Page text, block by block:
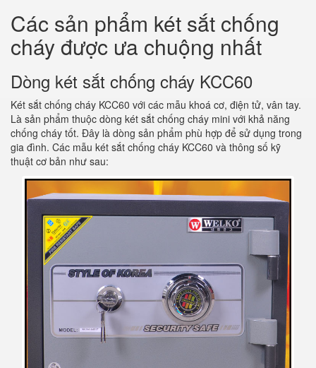
Các sản phẩm két sắt chống
cháy được ưa chuộng nhất
Dòng két sắt chống cháy KCC60
Két sắt chống cháy KCC60 với các mẫu khoá cơ, điện tử, vân tay.
Là sản phẩm thuộc dòng két sắt chống cháy mini với khả năng
chống cháy tốt. Đây là dòng sản phẩm phù hợp để sử dụng trong
gia đình. Các mẫu két sắt chống cháy KCC60 và thông số kỹ
thuật cơ bản như sau: